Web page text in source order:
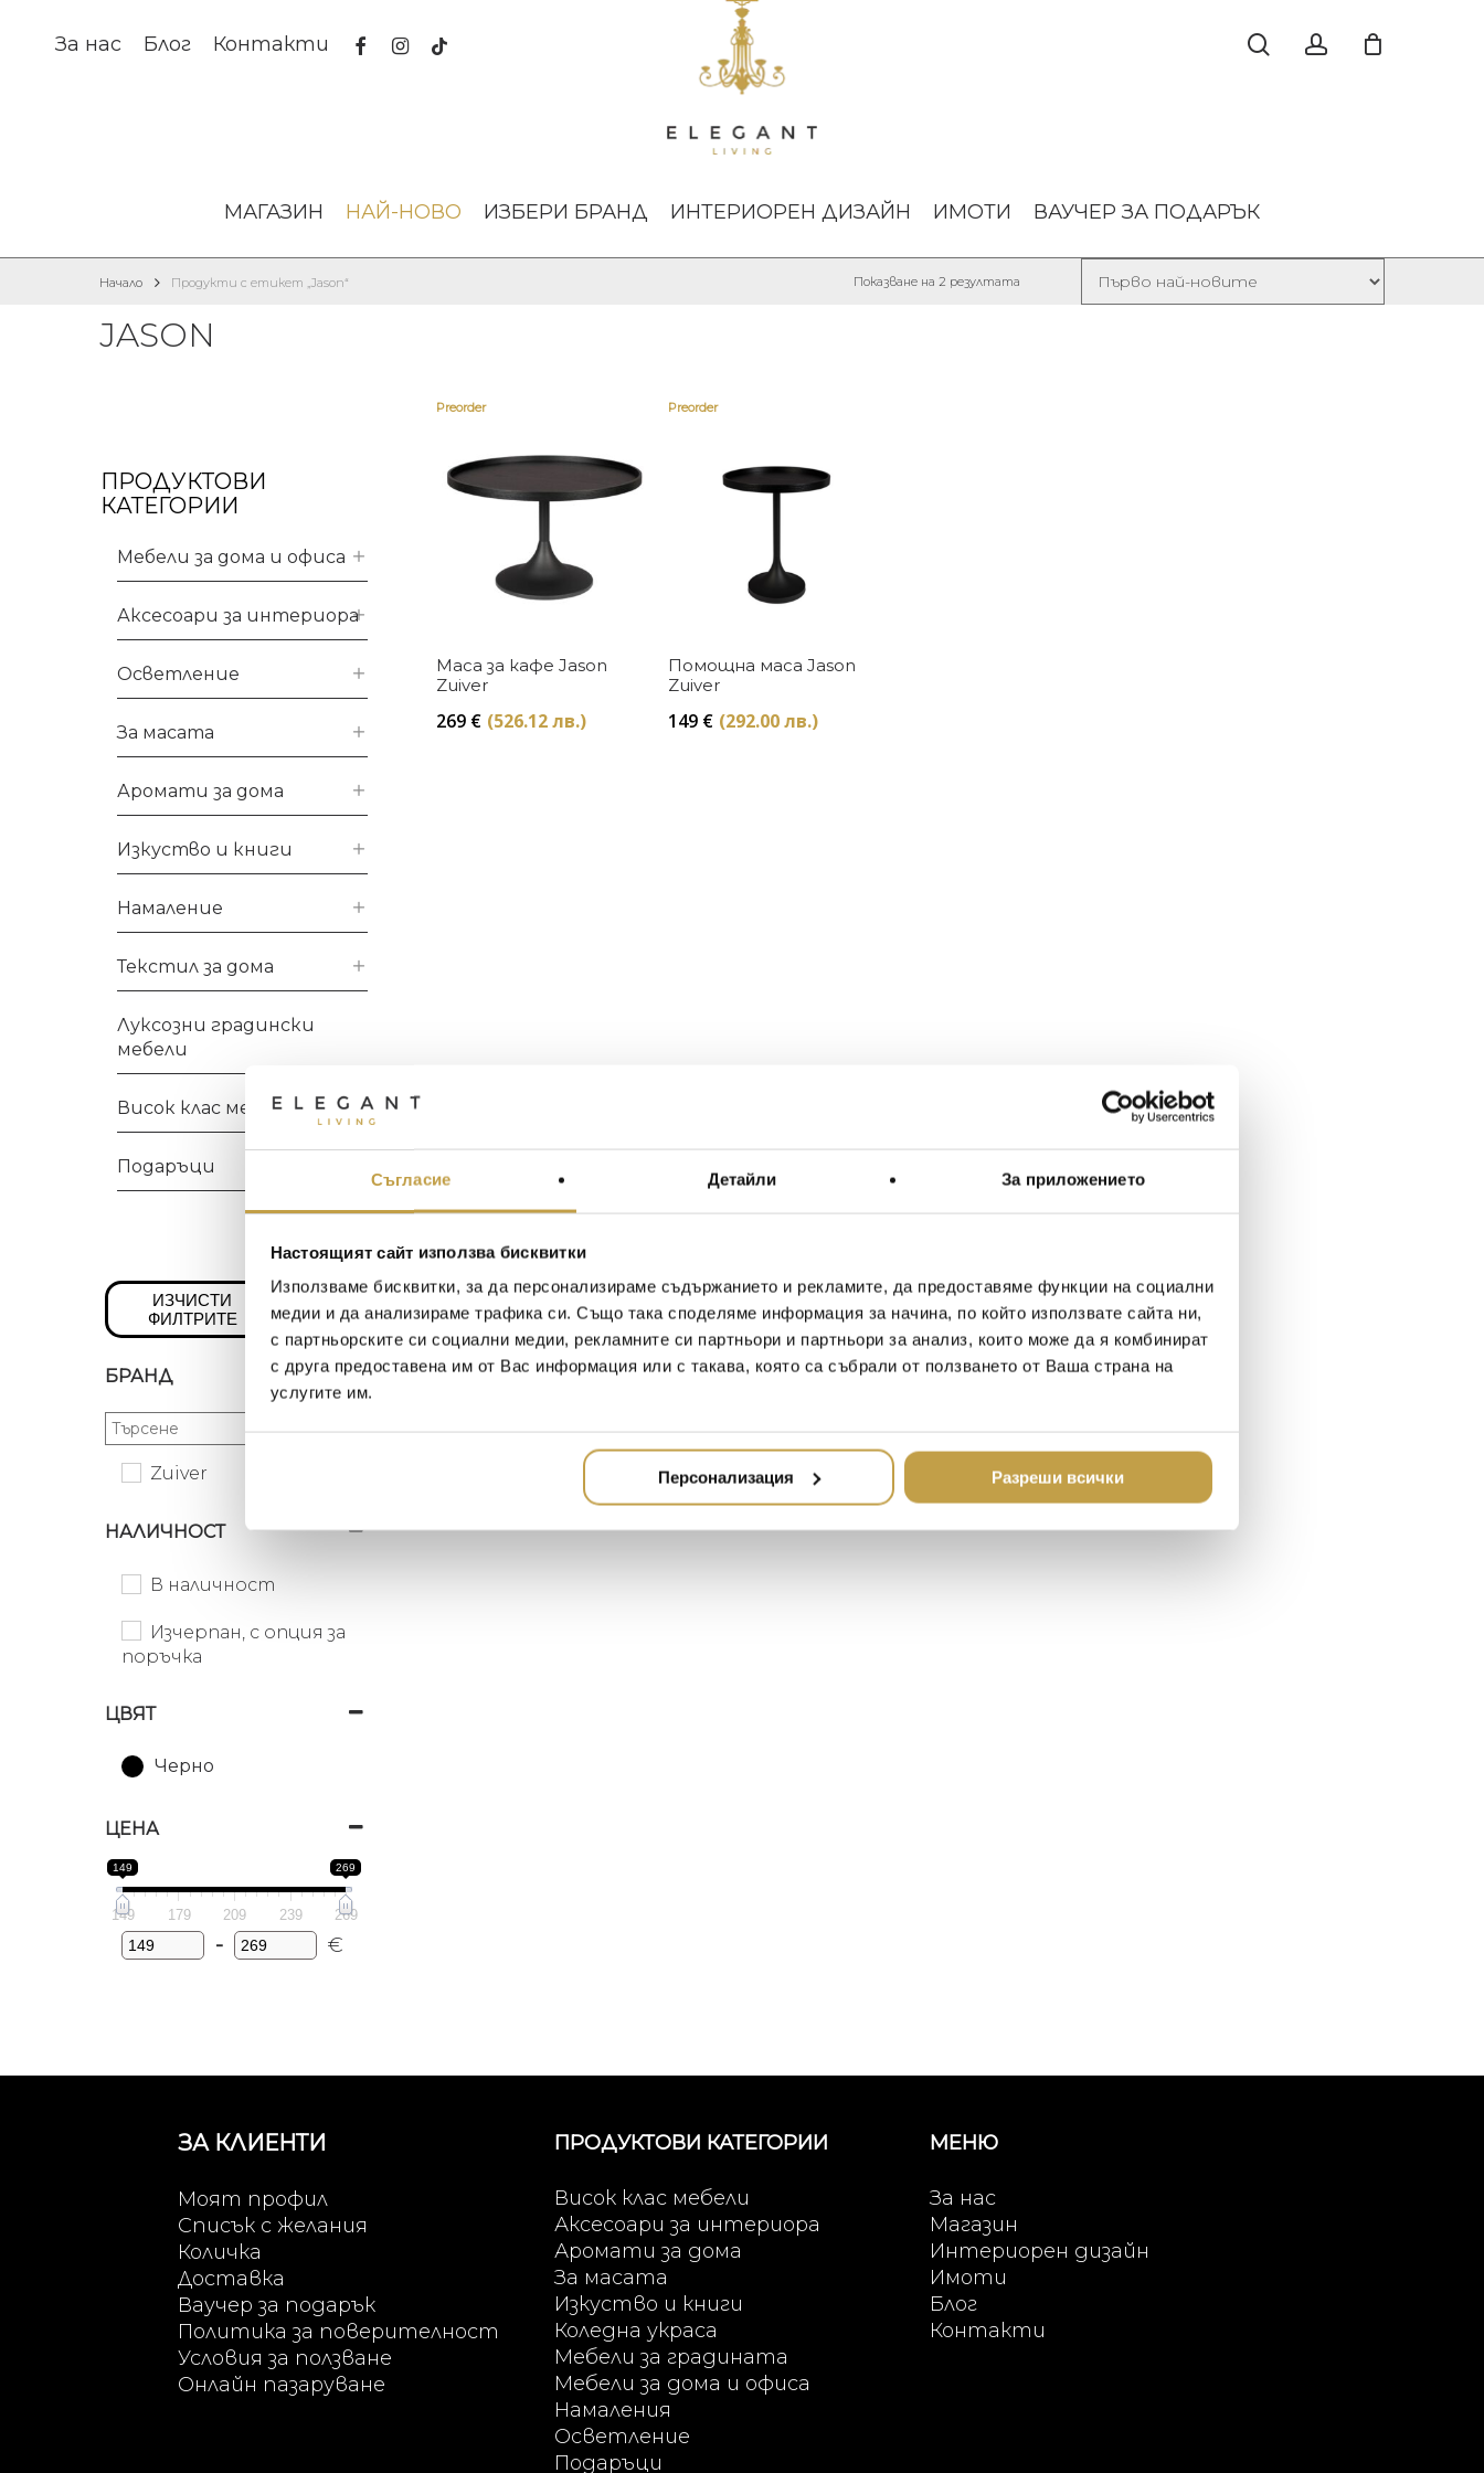
Съгласие Детайли За приложението
Настоящият сайт използва бисквитки
Използваме бисквитки, за да персонализираме съдържанието и рекламите, да предоставяме функции на социални
медии и да анализираме трафика си. Също така споделяме информация за начина, по който използвате сайта ни,
с партньорските си социални медии, рекламните си партньори и партньори за анализ, които може да я комбинират
с друга предоставена им от Вас информация или с такава, която са събрали от ползването от Ваша страна на
услугите им.
Персонализация Разреши всички
За нас Блог Контакти facebookinstagram
tiktok
МАГАЗИН НАЙ-НОВО ИЗБЕРИ БРАНД ИНТЕРИОРЕН ДИЗАЙН ИМОТИ ВАУЧЕР ЗА ПОДАРЪК
JASON
Показване на 2 резултата
Начало Продукти с етикет „Jason“
ПРОДУКТОВИ
КАТЕГОРИИ
Мебели за дома и офиса
Аксесоари за интериора
Осветление
За масата
Аромати за дома
Изкуство и книги
Намаление
Текстил за дома
Луксозни градински
мебели
Висок клас мебели
Подаръци
ИЗЧИСТИ
ФИЛТРИТЕ
БРАНД
Zuiver
НАЛИЧНОСТ
В наличност
Изчерпан, с опция за
поръчка
ЦВЯТ
Черно
ЦЕНА
149 269
149 179 209 239 269
Minimum Price
- Maximum Price
€
Preorder
Купи
Маса за кафе Jason
Zuiver
269 € (526.12 лв.)
Preorder
Купи
Помощна маса Jason
Zuiver
149 € (292.00 лв.)
ЗА КЛИЕНТИ
Моят профил
Списък с желания
Количка
Доставка
Ваучер за подарък
Политика за поверителност
Условия за ползване
Онлайн пазаруване
ПРОДУКТОВИ КАТЕГОРИИ
Висок клас мебели
Аксесоари за интериора
Аромати за дома
За масата
Изкуство и книги
Коледна украса
Мебели за градината
Мебели за дома и офиса
Намаления
Осветление
Подаръци
МЕНЮ
За нас
Магазин
Интериорен дизайн
Имоти
Блог
Контакти